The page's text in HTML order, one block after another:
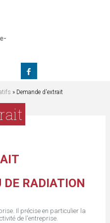
» Demande d'extrait
DE RADIATION
Il précise en particulier la
de l'entreprise.